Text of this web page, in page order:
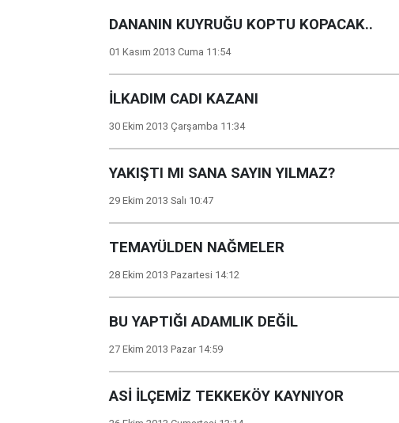
DANANIN KUYRUĞU KOPTU KOPACAK..
01 Kasım 2013 Cuma 11:54
İLKADIM CADI KAZANI
30 Ekim 2013 Çarşamba 11:34
YAKIŞTI MI SANA SAYIN YILMAZ?
29 Ekim 2013 Salı 10:47
TEMAYÜLDEN NAĞMELER
28 Ekim 2013 Pazartesi 14:12
BU YAPTIĞI ADAMLIK DEĞİL
27 Ekim 2013 Pazar 14:59
ASİ İLÇEMİZ TEKKEKÖY KAYNIYOR